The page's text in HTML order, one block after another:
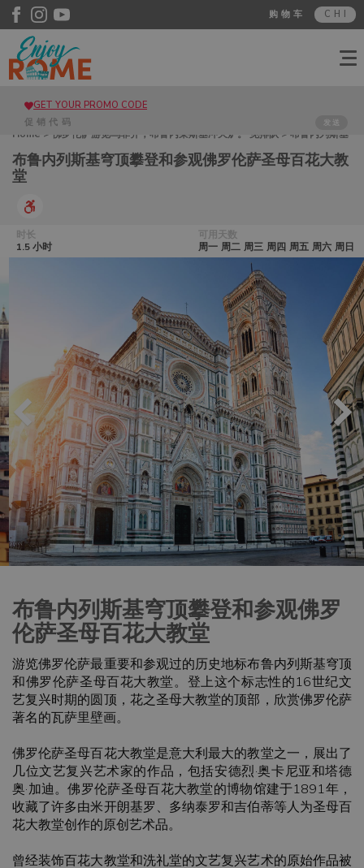
CHI
购物车
GET YOUR PROMO CODE
发送
Home > 佛罗伦萨游览乌菲齐，布鲁内莱斯基冲天炉。 免排队 > 布鲁内列斯基
穹顶攀登和参观佛罗伦萨圣母百花大教堂
布鲁内列斯基穹顶攀登和参观佛罗伦萨圣母百花大教
堂
可用天数
周一 周二 周三 周四 周五 周六 周日
时长
1.5 小时
布鲁内列斯基穹顶攀登和参观佛罗
伦萨圣母百花大教堂
游览佛罗伦萨最重要和参观过的历史地标布鲁内列斯基穹顶
和佛罗伦萨圣母百花大教堂。登上这个标志性的16世纪文
艺复兴时期的圆顶，花之圣母大教堂的顶部，欣赏佛罗伦萨
著名的瓦萨里壁画。
佛罗伦萨圣母百花大教堂是意大利最大的教堂之一，展出了
几位文艺复兴艺术家的作品，包括安德烈·奥卡尼亚和塔德
奥·加迪。佛罗伦萨圣母百花大教堂的博物馆建于1891年，
收藏了许多由米开朗基罗、多纳泰罗和吉伯蒂等人为圣母百
花大教堂创作的原创艺术品。
曾经装饰百花大教堂和洗礼堂的文艺复兴艺术的原始作品被